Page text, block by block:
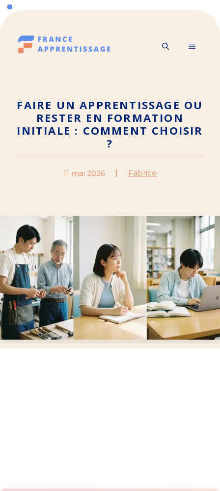
Aller
au
contenu
MENU
FAIRE UN APPRENTISSAGE OU
RESTER EN FORMATION
INITIALE : COMMENT CHOISIR
?
11 mai 2026 Fabrice